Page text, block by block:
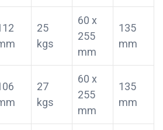
25
kgs
60 x
255
mm
135
mm
27
kgs
60 x
255
mm
135
mm